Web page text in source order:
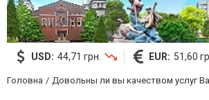
USD: 44,71 грн. EUR: 51,60
Головна Довольны ли вы качеством услуг